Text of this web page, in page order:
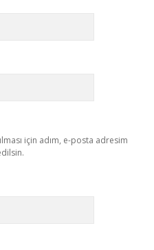
için adım, e-posta adresim